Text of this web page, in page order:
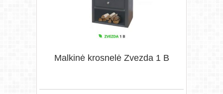
Malkinė krosnelė Zvezda 1 B